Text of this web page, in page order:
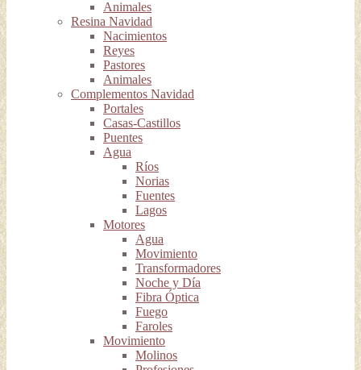
Animales
Resina Navidad
Nacimientos
Reyes
Pastores
Animales
Complementos Navidad
Portales
Casas-Castillos
Puentes
Agua
Ríos
Norias
Fuentes
Lagos
Motores
Agua
Movimiento
Transformadores
Noche y Día
Fibra Óptica
Fuego
Faroles
Movimiento
Molinos